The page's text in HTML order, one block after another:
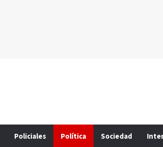
Policiales Política Sociedad